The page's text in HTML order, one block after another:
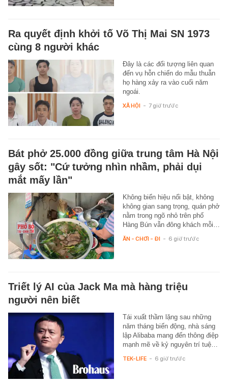
Ra quyết định khởi tố Võ Thị Mai SN 1973
cùng 8 người khác
Đây là các đối tượng liên quan
đến vụ hỗn chiến do mẫu thuẫn
họ hàng xảy ra vào cuối năm
ngoái.
XÃ HỘI - 7 giờ trước
Bát phở 25.000 đồng giữa trung tâm Hà Nội
gây sốt: "Cứ tưởng nhìn nhầm, phải dụi
mắt mấy lần"
Không biển hiệu nổi bật, không
không gian sang trọng, quán phở
nằm trong ngõ nhỏ trên phố
Hàng Bún vẫn đông khách mỗi…
ĂN - CHƠI - ĐI - 6 giờ trước
Triết lý AI của Jack Ma mà hàng triệu
người nên biết
Tái xuất thầm lặng sau những
năm tháng biến động, nhà sáng
lập Alibaba mang đến thông điệp
mạnh mẽ về kỷ nguyên trí tuệ…
TEK-LIFE - 6 giờ trước